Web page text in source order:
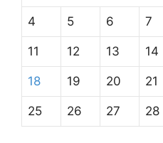
4 5 6 7
11 12 13 14
18 19 20 21
25 26 27 28